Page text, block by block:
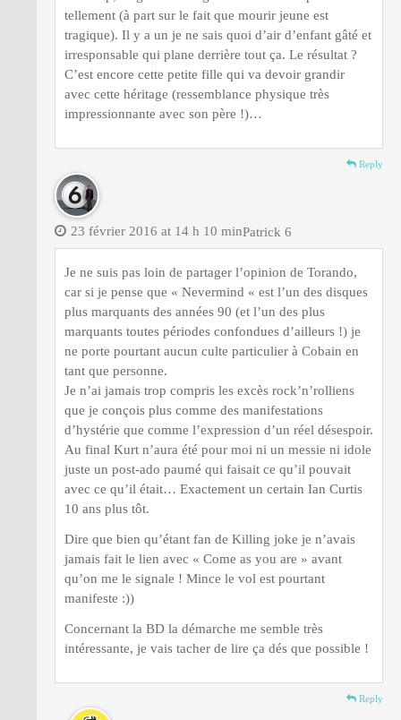
tellement (à part sur le fait que mourir jeune est
tragique). Il y a un je ne sais quoi d’air d’enfant gâté et
irresponsable qui plane derrière tout ça. Le résultat ?
C’est encore cette petite fille qui va devoir grandir
avec cette héritage (ressemblance physique très
impressionnante avec son père !)…
Reply
Patrick 6
23 février 2016 at 14 h 10 min
Je ne suis pas loin de partager l’opinion de Torando,
car si je pense que « Nevermind « est l’un des disques
plus marquants des années 90 (et l’un des plus
marquants toutes périodes confondues d’ailleurs !) je
ne porte pourtant aucun culte particulier à Cobain en
tant que personne.
Je n’ai jamais trop compris les excès rock’n’rolliens
que je conçois plus comme des manifestations
d’hystérie que comme l’expression d’un réel désespoir.
Au final Kurt n’aura été pour moi ni un messie ni idole
juste un post-ado paumé qui faisait ce qu’il pouvait
avec ce qu’il était… Exactement un certain Ian Curtis
10 ans plus tôt.
Dire que bien qu’étant fan de Killing joke je n’avais
jamais fait le lien avec « Come as you are » avant
qu’on me le signale ! Mince le vol est pourtant
manifeste :))
Concernant la BD la démarche me semble très
intéressante, je vais tacher de lire ça dés que possible !
Reply